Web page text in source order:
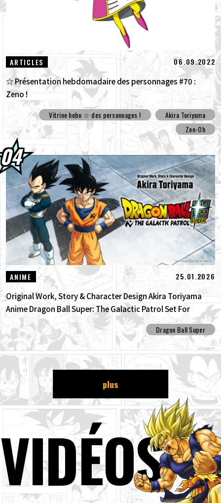
ARTICLES 06.09.2022
☆ Présentation hebdomadaire des personnages #70 :
Zeno !
Vitrine hebo ☆ des personnages !
Akira Toriyama
Zen-Oh
ANIME 25.01.2026
Original Work, Story & Character Design Akira Toriyama
Anime Dragon Ball Super: The Galactic Patrol Set For
Production!
Dragon Ball Super
plus
VIDÉOS